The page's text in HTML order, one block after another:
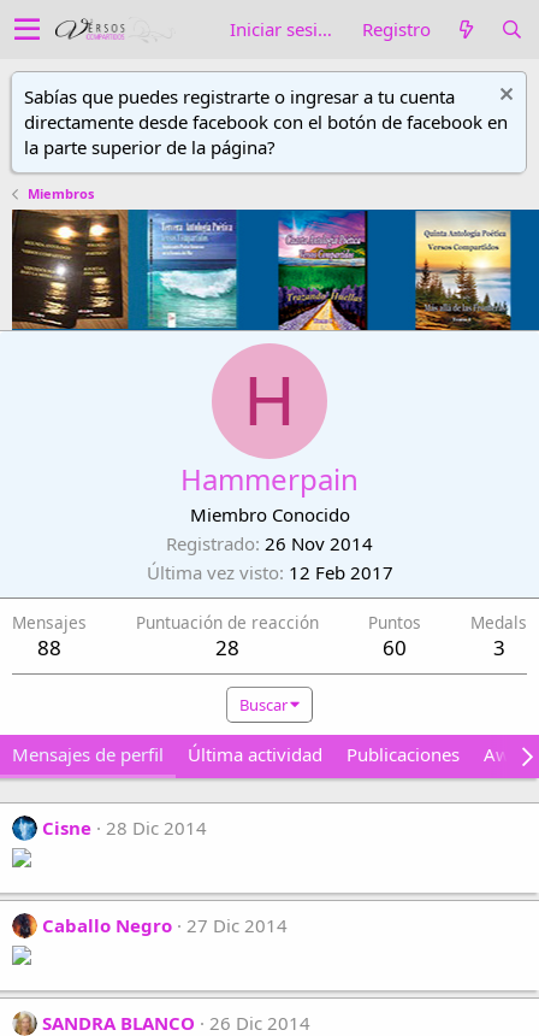
Iniciar sesión Registro
Sabías que puedes registrarte o ingresar a tu cuenta
directamente desde facebook con el botón de facebook en
la parte superior de la página?
Miembros
H
Hammerpain
Miembro Conocido
Registrado 26 Nov 2014
Última vez visto 12 Feb 2017
Mensajes
88
Puntuación de reacción
28
Puntos
60
Medals
3
Buscar
Mensajes de perfil Última actividad Publicaciones
Cisne 28 Dic 2014
Caballo Negro 27 Dic 2014
SANDRA BLANCO 26 Dic 2014